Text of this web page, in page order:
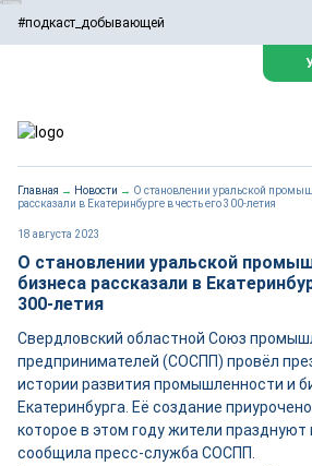
#подкаст_добывающей
Главная → Новости → О становлении уральской
рассказали в Екатеринбурге в честь его 300-летия
18 августа 2023
О становлении уральской
бизнеса рассказали в
300-летия
Свердловский областной Союз
предпринимателей (СОСПП) провёл
истории развития промышленности и
Екатеринбурга. Её создание
которое в этом году жители
сообщила пресс-служба СОСПП.